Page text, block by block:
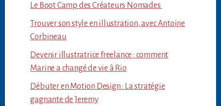
Le Boot Camp des Créateurs Nomades
Trouver son style en illustration, avec Antoine
Corbineau
Devenir illustratrice freelance : comment
Marine a changé de vie à Rio
Débuter en Motion Design : La stratégie
gagnante de Jeremy